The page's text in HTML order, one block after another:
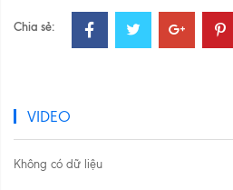
Chia sẻ:
VIDEO
Không có dữ liệu